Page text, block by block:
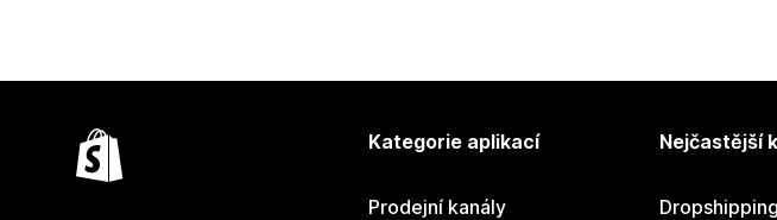
Kategorie aplikací
Prodejní kanály
Nejčastější
Dropshipping